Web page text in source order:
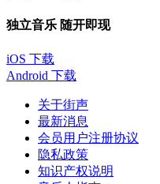
独立音乐 随开即现
iOS 下载
Android 下载
关于街声
最新消息
会员用户注册协议
隐私政策
知识产权说明